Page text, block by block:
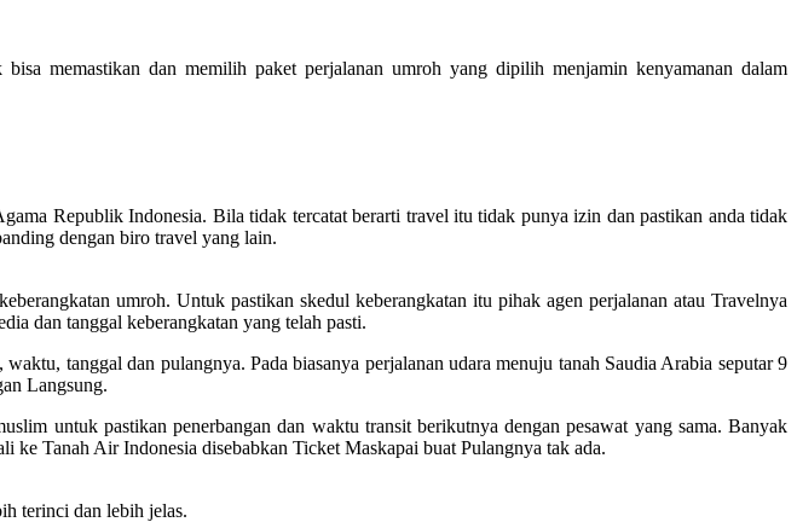
memastikan dan memilih paket perjalanan umroh yang dipilih menjamin kenyamanan dalam
Republik Indonesia. Bila tidak tercatat berarti travel itu tidak punya izin dan pastikan anda tidak
dengan biro travel yang lain.
umroh. Untuk pastikan skedul keberangkatan itu pihak agen perjalanan atau Travelnya
dan tanggal keberangkatan yang telah pasti.
tanggal dan pulangnya. Pada biasanya perjalanan udara menuju tanah Saudia Arabia seputar 9
Langsung.
untuk pastikan penerbangan dan waktu transit berikutnya dengan pesawat yang sama. Banyak
ke Tanah Air Indonesia disebabkan Ticket Maskapai buat Pulangnya tak ada.
terinci dan lebih jelas.